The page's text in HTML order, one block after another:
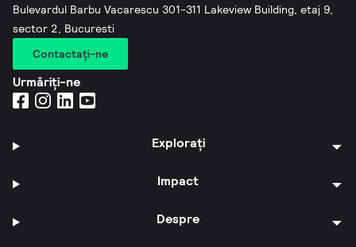
Bulevardul Barbu Vacarescu 301-311 Lakeview Building, etaj 9,
sector 2, Bucuresti
Contactaţi-ne
Urmăriți-ne
Explorați
Impact
Despre